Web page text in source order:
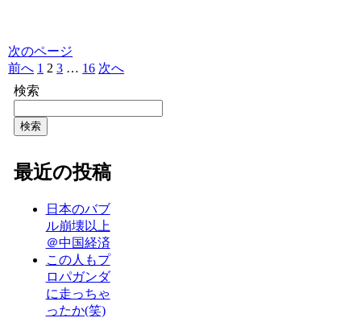
次のページ
前へ 1 2 3 … 16 次へ
検索
検索
最近の投稿
日本のバブ
ル崩壊以上
＠中国経済
この人もプ
ロパガンダ
に走っちゃ
ったか(笑)